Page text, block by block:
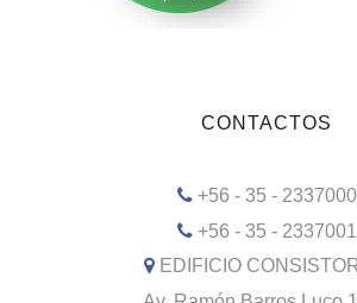
CONTACTOS
+56 - 35 - 2337000
+56 - 35 - 2337001
EDIFICIO